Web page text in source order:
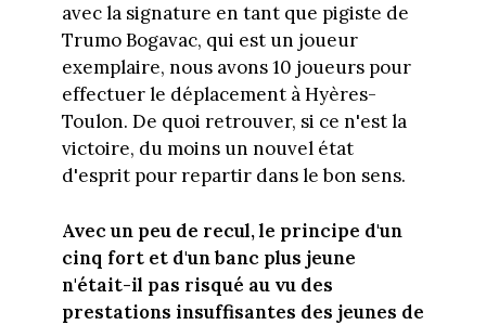
avec la signature en tant que pigiste de
Trumo Bogavac, qui est un joueur
exemplaire, nous avons 10 joueurs pour
effectuer le déplacement à Hyères-
Toulon. De quoi retrouver, si ce n'est la
victoire, du moins un nouvel état
d'esprit pour repartir dans le bon sens.
Avec un peu de recul, le principe d'un
cinq fort et d'un banc plus jeune
n'était-il pas risqué au vu des
prestations insuffisantes des jeunes de